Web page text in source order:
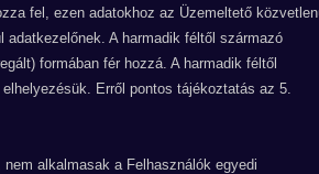
fel, ezen adatokhoz az Üzemeltető
A harmadik féltől származó
formában fér hozzá. A harmadik féltől
Erről pontos tájékoztatás az 5.
alkalmasak a Felhasználók egyedi